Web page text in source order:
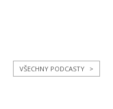
VŠECHNY PODCASTY >